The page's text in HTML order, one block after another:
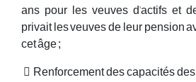
ans pour les veuves d'actifs et
privait les veuves de leur pension
cet âge ;
 Renforcement des capacités